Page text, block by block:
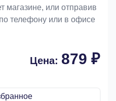
магазине, или отправив
телефону или в офисе
Цена: 879 ₽